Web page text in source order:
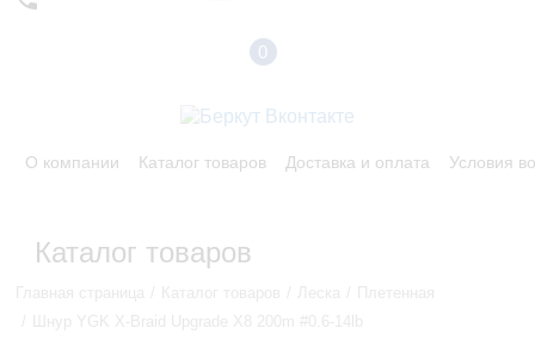
0
О компании Каталог товаров Доставка и оплата Условия
Каталог товаров